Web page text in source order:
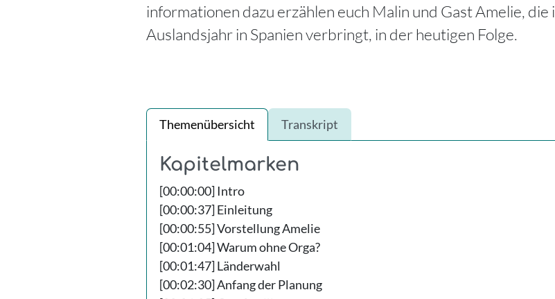
informationen dazu erzählen euch Malin und Gast Amelie,
Auslandsjahr in Spanien verbringt, in der heutigen Folge.
Themenübersicht Transkript
Kapitelmarken
[00:00:00] Intro
[00:00:37] Einleitung
[00:00:55] Vorstellung Amelie
[00:01:04] Warum ohne Orga?
[00:01:47] Länderwahl
[00:02:30] Anfang der Planung